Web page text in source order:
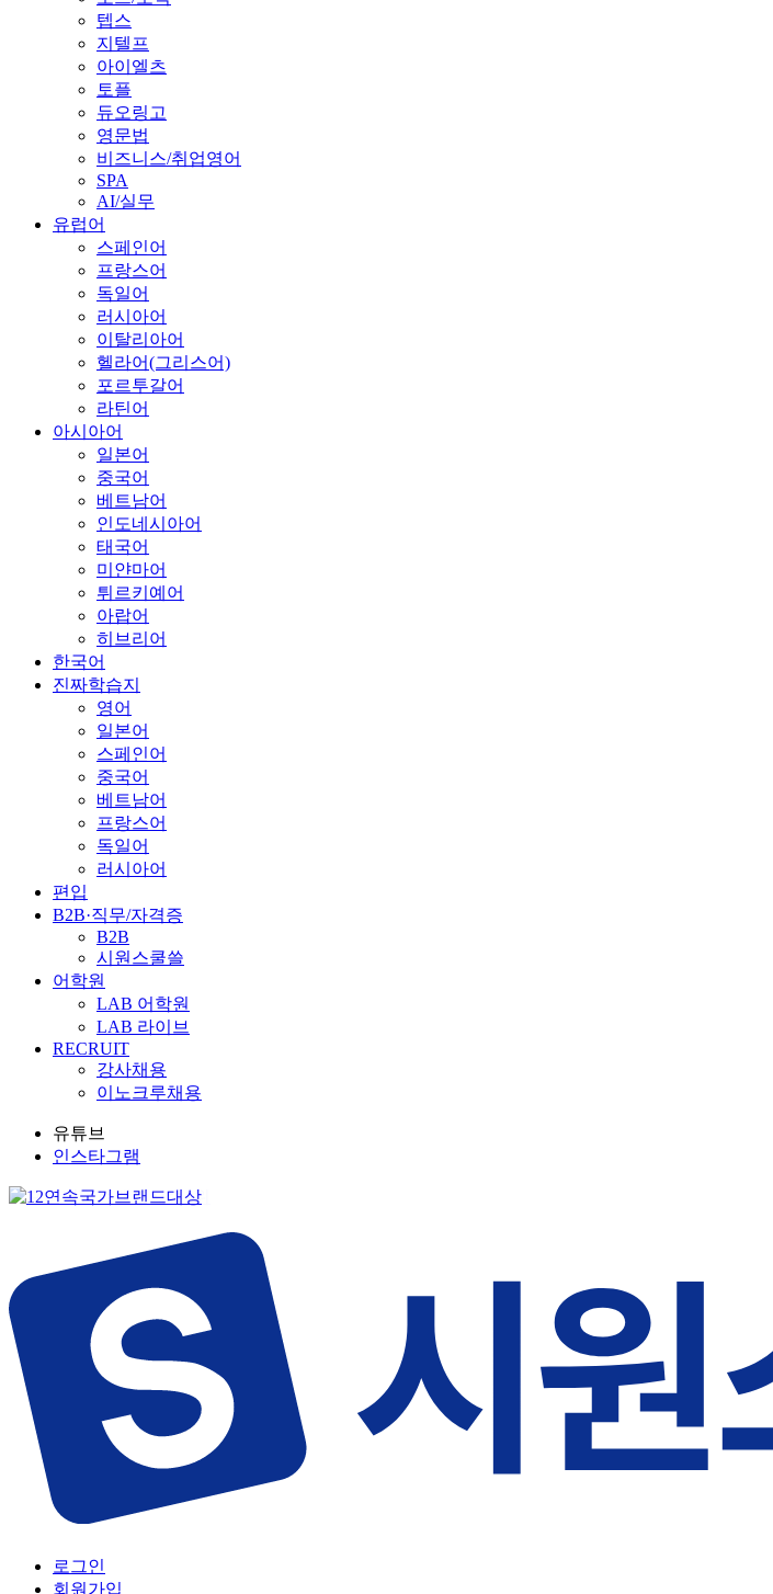
텝스
지텔프
아이엘츠
토플
듀오링고
영문법
비즈니스/취업영어
SPA
AI/실무
유럽어
스페인어
프랑스어
독일어
러시아어
이탈리아어
헬라어(그리스어)
포르투갈어
라틴어
아시아어
일본어
중국어
베트남어
인도네시아어
태국어
미얀마어
튀르키예어
아랍어
히브리어
한국어
진짜학습지
영어
일본어
스페인어
중국어
베트남어
프랑스어
독일어
러시아어
편입
B2B·직무/자격증
B2B
시원스쿨쓸
어학원
LAB 어학원
LAB 라이브
RECRUIT
강사채용
이노크루채용
유튜브
인스타그램
로그인
회원가입